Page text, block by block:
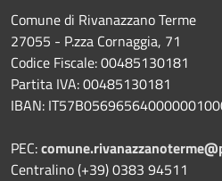
Comune di Rivanazzano Terme
27055 - P.zza Cornaggia, 71
Codice Fiscale: 00485130181
Partita IVA: 00485130181
IBAN:
PEC:
Centralino (+39) 0383 94511